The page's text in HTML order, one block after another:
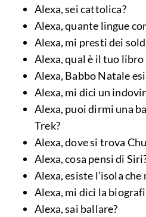
Alexa, sei cattolica?
Alexa, quante lingue
Alexa, mi presti dei
Alexa, qual è il tuo
Alexa, Babbo Natale
Alexa, mi dici un
Alexa, puoi dirmi una
Trek?
Alexa, dove si trova
Alexa, cosa pensi di
Alexa, esiste l’isola che
Alexa, mi dici la
Alexa, sai ballare?